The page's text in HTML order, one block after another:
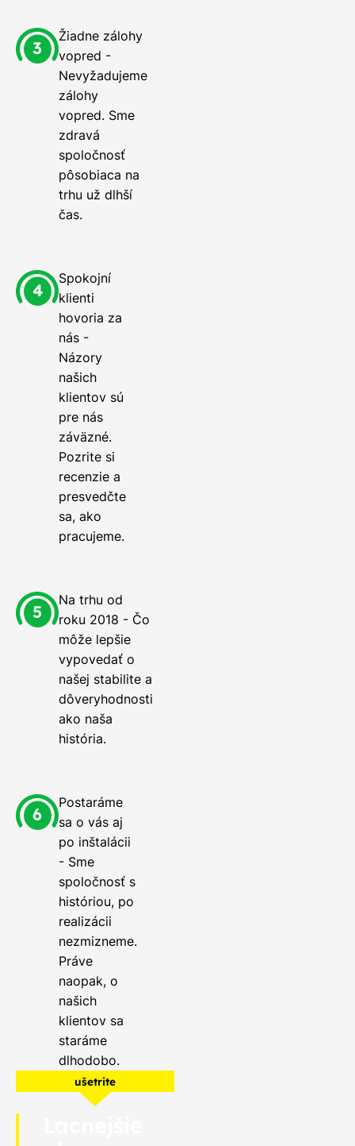
Žiadne zálohy
vopred -
Nevyžadujeme
zálohy
vopred. Sme
zdravá
spoločnosť
pôsobiaca na
trhu už dlhší
čas.
Spokojní
klienti
hovoria za
nás -
Názory
našich
klientov sú
pre nás
záväzné.
Pozrite si
recenzie a
presvedčte
sa, ako
pracujeme.
Na trhu od
roku 2018 - Čo
môže lepšie
vypovedať o
našej stabilite a
dôveryhodnosti
ako naša
história.
Postaráme
sa o vás aj
po inštalácii
- Sme
spoločnosť s
históriou, po
realizácii
nezmizneme.
Práve
naopak, o
našich
klientov sa
staráme
dlhodobo.
ušetrite